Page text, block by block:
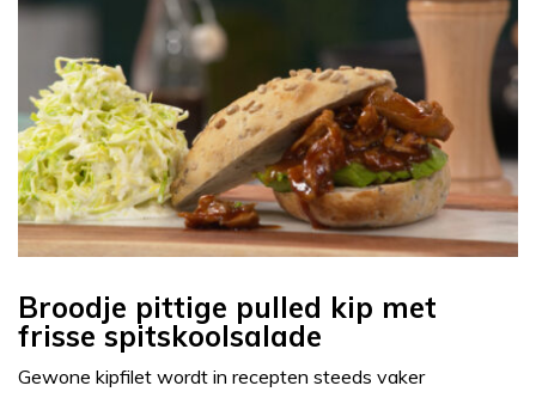
Broodje pittige pulled kip met
frisse spitskoolsalade
Gewone kipfilet wordt in recepten steeds vaker